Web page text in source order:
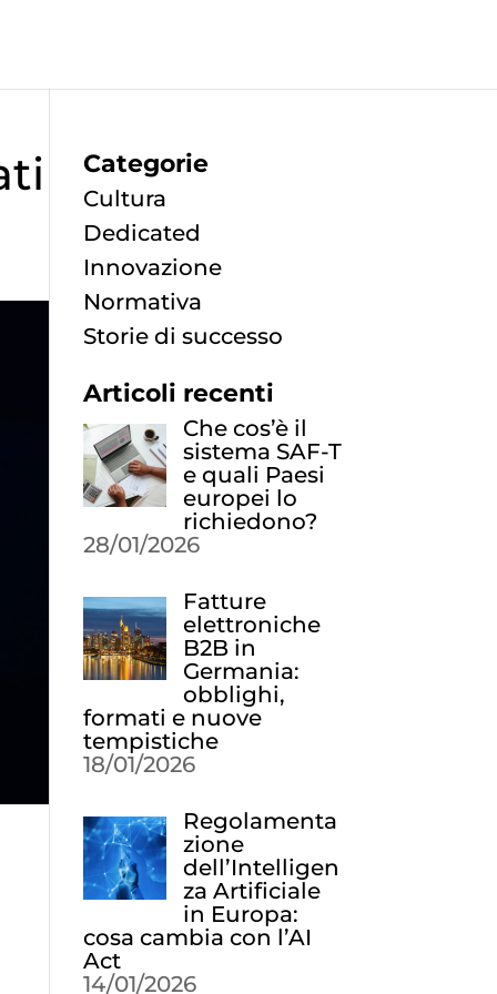
Categorie
Cultura
Dedicated
Innovazione
Normativa
Storie di successo
Articoli recenti
Che cos’è il
sistema SAF-T
e quali Paesi
europei lo
richiedono?
28/01/2026
Fatture
elettroniche
B2B in
Germania:
obblighi,
formati e nuove
tempistiche
18/01/2026
Regolamenta
zione
dell’Intelligen
za Artificiale
in Europa:
cosa cambia con l’AI
Act
14/01/2026